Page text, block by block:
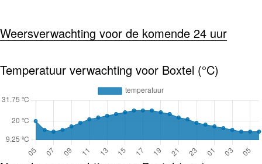
Weersverwachting voor de komende 24 uur
Temperatuur verwachting voor Boxtel (°C)